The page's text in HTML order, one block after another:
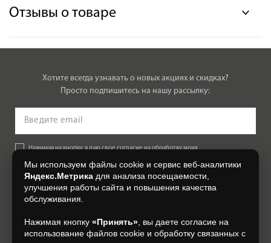
Отзывы о товаре
Хотите всегда узнавать о новых акциях и скидках?
Просто подпишитесь на нашу рассылку:
Нажимая на кнопку, я даю свое согласие на обработку моих
Согласии на обработку персональных данных.
+7 (4832) 300-007
Мы используем файлы cookie и сервис веб-аналитики
Яндекс.Метрика для анализа посещаемости,
улучшения работы сайта и повышения качества
обслуживания.
Нажимая кнопку «Принять» , вы даете согласие на
использование файлов cookie и обработку связанных с